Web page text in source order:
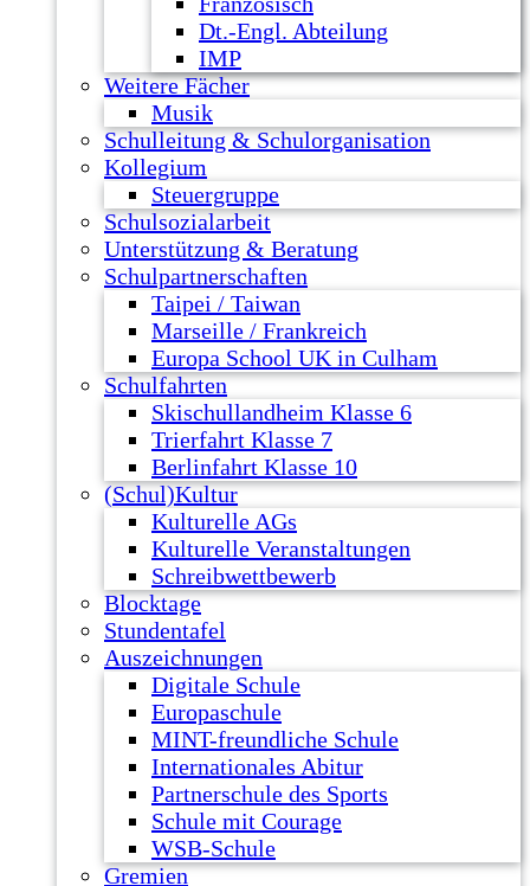
Dt.-Engl. Abteilung
IMP
Weitere Fächer
Musik
Schulleitung & Schulorganisation
Kollegium
Steuergruppe
Schulsozialarbeit
Unterstützung & Beratung
Schulpartnerschaften
Taipei / Taiwan
Marseille / Frankreich
Europa School UK in Culham
Schulfahrten
Skischullandheim Klasse 6
Trierfahrt Klasse 7
Berlinfahrt Klasse 10
(Schul)Kultur
Kulturelle AGs
Kulturelle Veranstaltungen
Schreibwettbewerb
Blocktage
Stundentafel
Auszeichnungen
Digitale Schule
Europaschule
MINT-freundliche Schule
Internationales Abitur
Partnerschule des Sports
Schule mit Courage
WSB-Schule
Gremien